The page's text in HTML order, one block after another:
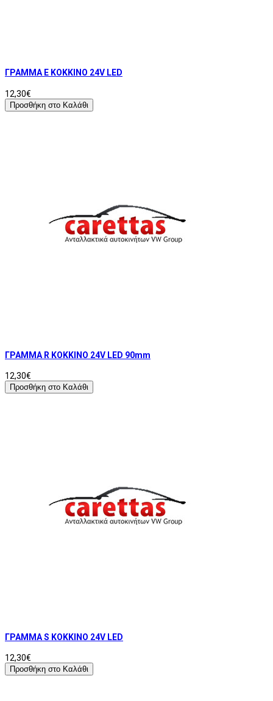
ΓΡΑΜΜΑ Ε ΚΟΚΚΙΝΟ 24V LED
12,30€
Προσθήκη στο Καλάθι
ΓΡΑΜΜΑ R ΚΟΚΚΙΝΟ 24V LED 90mm
12,30€
Προσθήκη στο Καλάθι
ΓΡΑΜΜΑ S ΚΟΚΚΙΝΟ 24V LED
12,30€
Προσθήκη στο Καλάθι